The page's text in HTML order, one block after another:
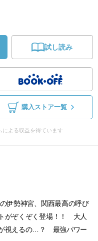
試し読み
購入ストア一覧
よる収益を得ています
伊勢神宮、関西最高の呼び
がぞくぞく登場！！ 大人
視えるの…？ 最強パワー